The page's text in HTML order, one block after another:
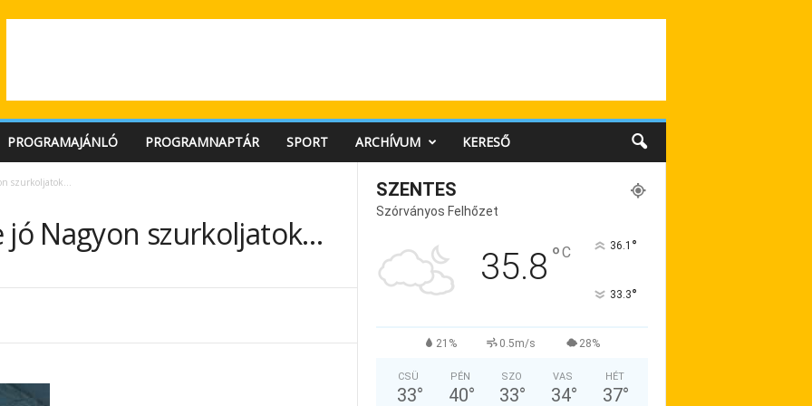
PROGRAMAJÁNLÓ PROGRAMNAPTÁR SPORT ARCHÍVUM KERESŐ
szurkoljatok…
jó Nagyon szurkoljatok…
SZENTES
Szórványos Felhőzet
35.8 °C 36.1 °
33.3°
21% 0.5m/s 28%
CSÜ
33°
PÉN
40°
SZO
33°
VAS
34°
HÉT
37°